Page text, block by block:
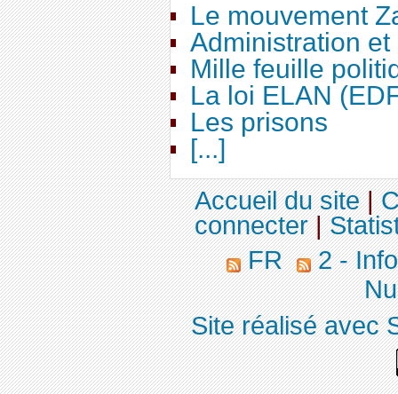
Le mouvement
Administration
Mille feuille
La loi ELAN
Les prisons
[...]
Accueil du site|
connecter|
FR
2 -
Site réalisé avec